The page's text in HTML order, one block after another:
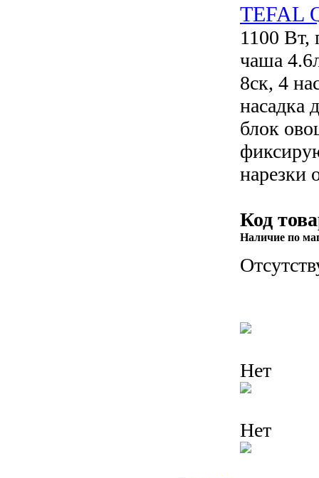
TEFAL
1100 Вт,
чаша
8ск, 4
насадка
блок
нарезки
Код
Наличие по
Нет
Нет